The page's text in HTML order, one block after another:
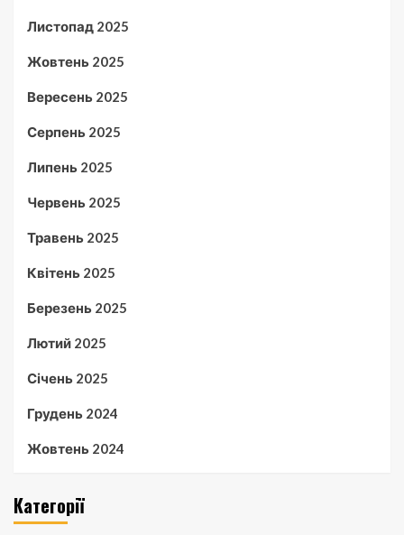
Листопад 2025
Жовтень 2025
Вересень 2025
Серпень 2025
Липень 2025
Червень 2025
Травень 2025
Квітень 2025
Березень 2025
Лютий 2025
Січень 2025
Грудень 2024
Жовтень 2024
Категорії